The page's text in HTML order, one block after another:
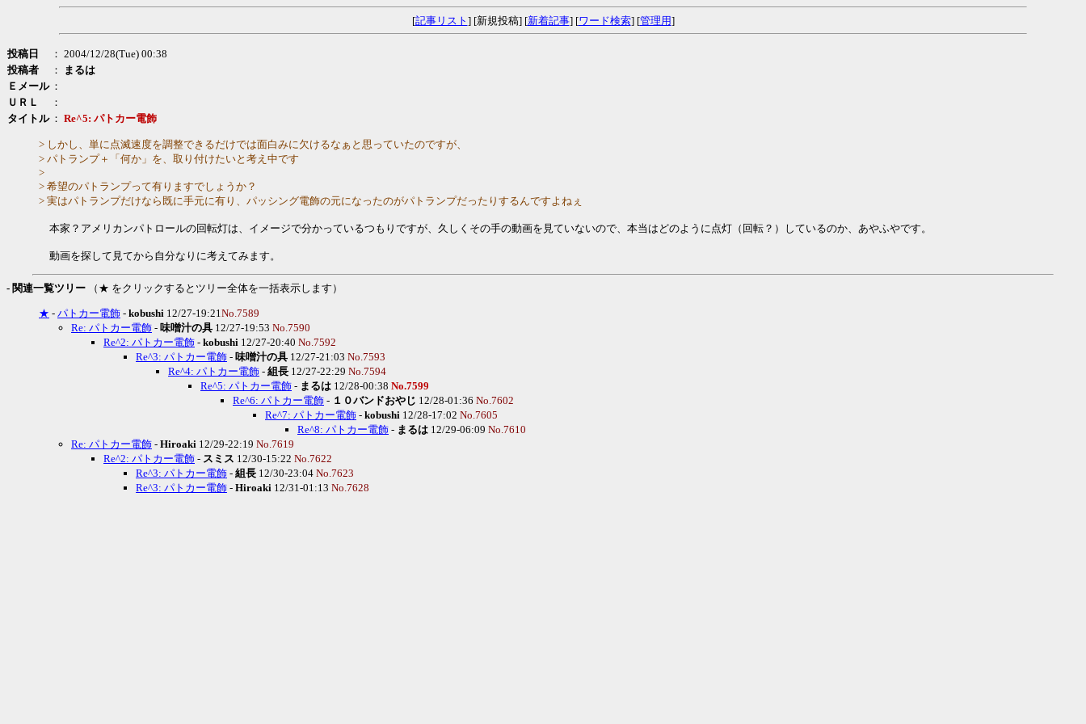
[記事リスト ] [新規投稿] [新着記事] [ワード検索] [管理用]
投稿日
： 2004/12/28(Tue) 00:38
投稿者
：
まるは
Ｅメール ：
ＵＲＬ
：
タイトル ： Re^5: パトカー電飾
> しかし、単に点滅速度を調整できるだけでは面白みに欠けるなぁと思っていたのですが、
> パトランプ＋「何か」を、取り付けたいと考え中です
>
> 希望のパトランプって有りますでしょうか？
> 実はパトランプだけなら既に手元に有り、パッシング電飾の元になったのがパトランプだったりするんですよねぇ
本家？アメリカンパトロールの回転灯は、イメージで分かっているつもりですが、久しくその手の動画を見ていないので、本当はどのように点灯（回転？）しているのか、あやふやです。
動画を探して見てから自分なりに考えてみます。
- 関連一覧ツリー （★ をクリックするとツリー全体を一括表示します）
★ - パトカー電飾 - kobushi 12/27-19:21No.7589
Re: パトカー電飾 - 味噌汁の具 12/27-19:53 No.7590
Re^2: パトカー電飾 - kobushi 12/27-20:40 No.7592
Re^3: パトカー電飾 - 味噌汁の具 12/27-21:03 No.7593
Re^4: パトカー電飾 - 組長 12/27-22:29 No.7594
Re^5: パトカー電飾 - まるは 12/28-00:38 No.7599
Re^6: パトカー電飾 - １０バンドおやじ 12/28-01:36 No.7602
Re^7: パトカー電飾 - kobushi 12/28-17:02 No.7605
Re^8: パトカー電飾 - まるは 12/29-06:09 No.7610
Re: パトカー電飾 - Hiroaki 12/29-22:19 No.7619
Re^2: パトカー電飾 - スミス 12/30-15:22 No.7622
Re^3: パトカー電飾 - 組長 12/30-23:04 No.7623
Re^3: パトカー電飾 - Hiroaki 12/31-01:13 No.7628